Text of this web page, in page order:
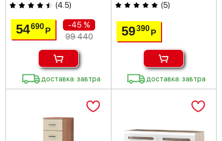
(4.5)
54690Р
-45 %
99 440
доставка: завтра
(5)
59390 Р
доставка: завтра